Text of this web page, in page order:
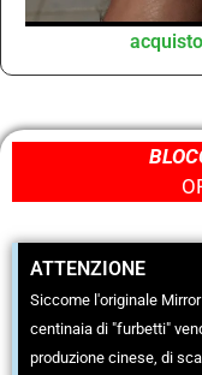
ATTENZIONE
Siccome l'originale
centinaia di "furbetti"
produzione cinese, di